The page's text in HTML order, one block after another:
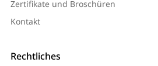
Zertifikate und Broschüren
Kontakt
Rechtliches